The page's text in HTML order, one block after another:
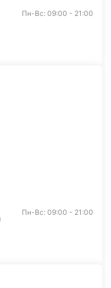
Пн-Вс: 09:00 - 21:00
Пн-Вс: 09:00 - 21:00